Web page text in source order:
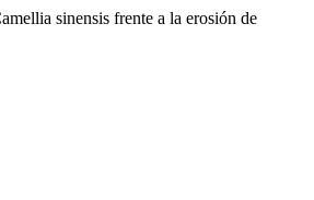
sinensis frente a la erosión de